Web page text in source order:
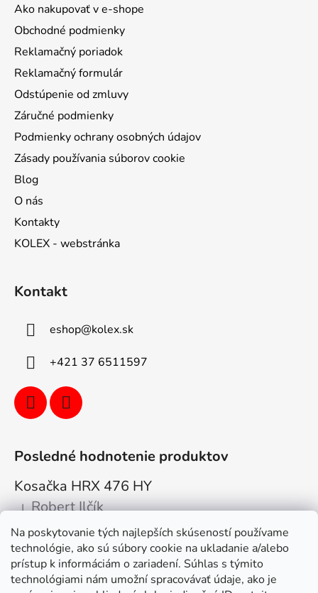
Na poskytovanie tých najlepších skúseností používame
technológie, ako sú súbory cookie na ukladanie a/alebo
prístup k informáciám o zariadení. Súhlas s týmito
technológiami nám umožní spracovávať údaje, ako je
Ako nakupovať v e-shope
Obchodné podmienky
Reklamačný poriadok
Reklamačný formulár
Odstúpenie od zmluvy
Záručné podmienky
Podmienky ochrany osobných údajov
Zásady používania súborov cookie
Blog
O nás
Kontakty
KOLEX - webstránka
Kontakt
eshop@kolex.sk
+421 37 6511597
Posledné hodnotenie produktov
Kosačka HRX 476 HY
Hodnotenie produktu je 5 z 5 hviezdičiek.
| Robert Ilčík
Super. Odporúčam
Facebook